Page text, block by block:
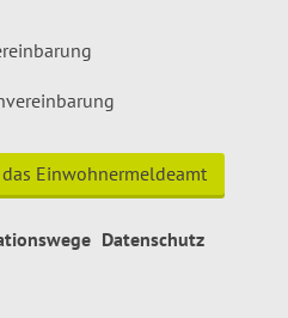
Einwohnermeldeamt
Datenschutz